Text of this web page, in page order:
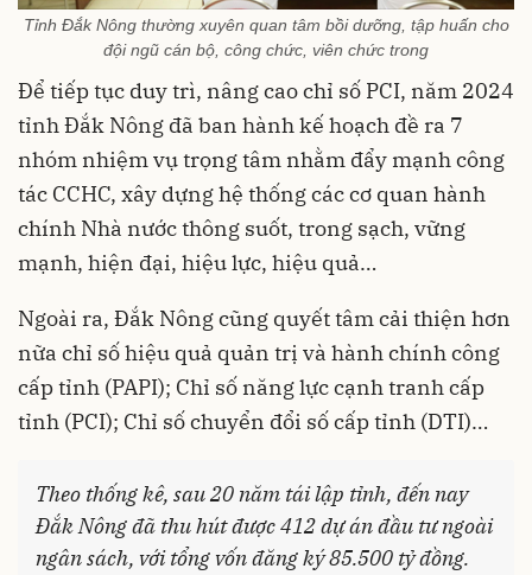
Tỉnh Đắk Nông thường xuyên quan tâm bồi dưỡng, tập huấn cho
đội ngũ cán bộ, công chức, viên chức trong
Để tiếp tục duy trì, nâng cao chỉ số PCI, năm 2024
tỉnh Đắk Nông đã ban hành kế hoạch đề ra 7
nhóm nhiệm vụ trọng tâm nhằm đẩy mạnh công
tác CCHC, xây dựng hệ thống các cơ quan hành
chính Nhà nước thông suốt, trong sạch, vững
mạnh, hiện đại, hiệu lực, hiệu quả…
Ngoài ra, Đắk Nông cũng quyết tâm cải thiện hơn
nữa chỉ số hiệu quả quản trị và hành chính công
cấp tỉnh (PAPI); Chỉ số năng lực cạnh tranh cấp
tỉnh (PCI); Chỉ số chuyển đổi số cấp tỉnh (DTI)…
Theo thống kê, sau 20 năm tái lập tỉnh, đến nay
Đắk Nông đã thu hút được 412 dự án đầu tư ngoài
ngân sách, với tổng vốn đăng ký 85.500 tỷ đồng.